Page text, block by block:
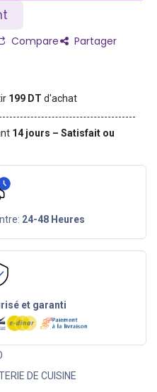
Compare Partager
199 DTd'achat
14 jours – Satisfait ou
24-48 Heures
et garanti
DE CUISINE